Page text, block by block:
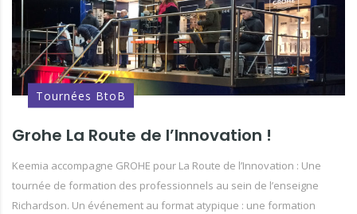
Tournées BtoB
Grohe La Route de l’Innovation !
Keemia accompagne GROHE pour La Route de l’Innovation : Une
tournée de formation des professionnels au sein de l’enseigne
Richardson. Un événement au format atypique : une formation